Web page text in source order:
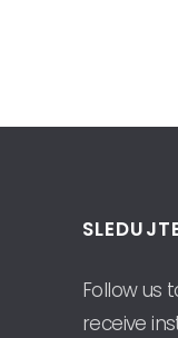
Follow us
receive